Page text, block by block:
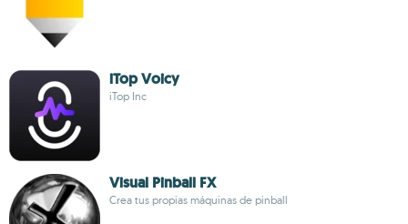
iTop Voicy
iTop Inc
Visual Pinball FX
Crea tus propias máquinas de pinball